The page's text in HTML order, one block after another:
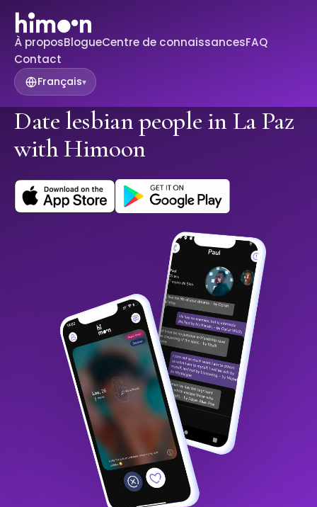
À proposBlogueCentre de connaissancesFAQ
Contact
Français▾
Date lesbian people in La Paz
with Himoon